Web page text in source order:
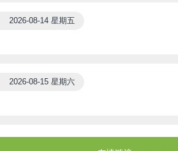
2026-08-14 星期五
2026-08-15 星期六